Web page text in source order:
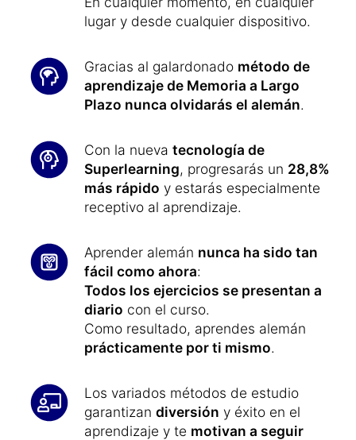
lugar y desde cualquier dispositivo.
Gracias al galardonado método de
aprendizaje de Memoria a Largo
Plazo nunca olvidarás el alemán.
Con la nueva tecnología de
Superlearning, progresarás un 28,8%
más rápido y estarás especialmente
receptivo al aprendizaje.
Aprender alemán nunca ha sido tan
fácil como ahora:
Todos los ejercicios se presentan a
diario con el curso.
Como resultado, aprendes alemán
prácticamente por ti mismo.
Los variados métodos de estudio
garantizan diversión y éxito en el
aprendizaje y te motivan a seguir